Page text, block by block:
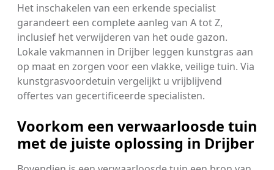
Het inschakelen van een erkende specialist
garandeert een complete aanleg van A tot Z,
inclusief het verwijderen van het oude gazon.
Lokale vakmannen in Drijber leggen kunstgras aan
op maat en zorgen voor een vlakke, veilige tuin. Via
kunstgrasvoordetuin vergelijkt u vrijblijvend
offertes van gecertificeerde specialisten.
Voorkom een verwaarloosde tuin
met de juiste oplossing in Drijber